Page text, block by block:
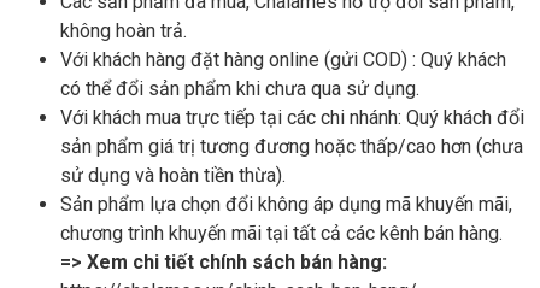
không hoàn trả.
Với khách hàng đặt hàng online (gửi COD) : Quý khách
có thể đổi sản phẩm khi chưa qua sử dụng.
Với khách mua trực tiếp tại các chi nhánh: Quý khách đổi
sản phẩm giá trị tương đương hoặc thấp/cao hơn (chưa
sử dụng và hoàn tiền thừa).
Sản phẩm lựa chọn đổi không áp dụng mã khuyến mãi,
chương trình khuyến mãi tại tất cả các kênh bán hàng.
=> Xem chi tiết chính sách bán hàng: